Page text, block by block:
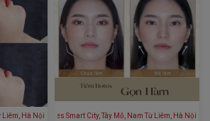
Mỗ, Nam Từ Liêm, Hà Nội, Việt Nam
THÚY BEAUTY - S1.02 Vinhomes Smart City, Tây Mỗ, Nam Từ